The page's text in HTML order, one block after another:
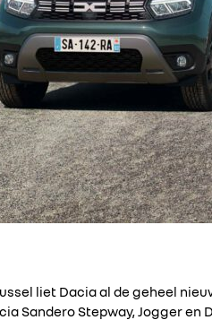
liet Dacia al de geheel
Sandero Stepway, Jogger